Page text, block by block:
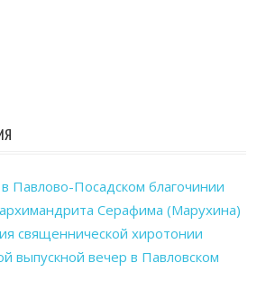
Павлово-Посадском благочинии
Серафима (Марухина)
священнической хиротонии
выпускной вечер в Павловском